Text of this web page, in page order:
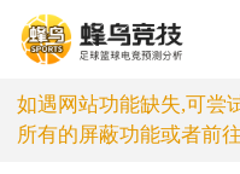
如遇网站功能缺失,可尝
所有的屏蔽功能或者前